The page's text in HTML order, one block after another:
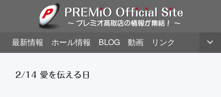
最新情報 ホール情報 BLOG 動画 リンク
2/14 愛を伝える日